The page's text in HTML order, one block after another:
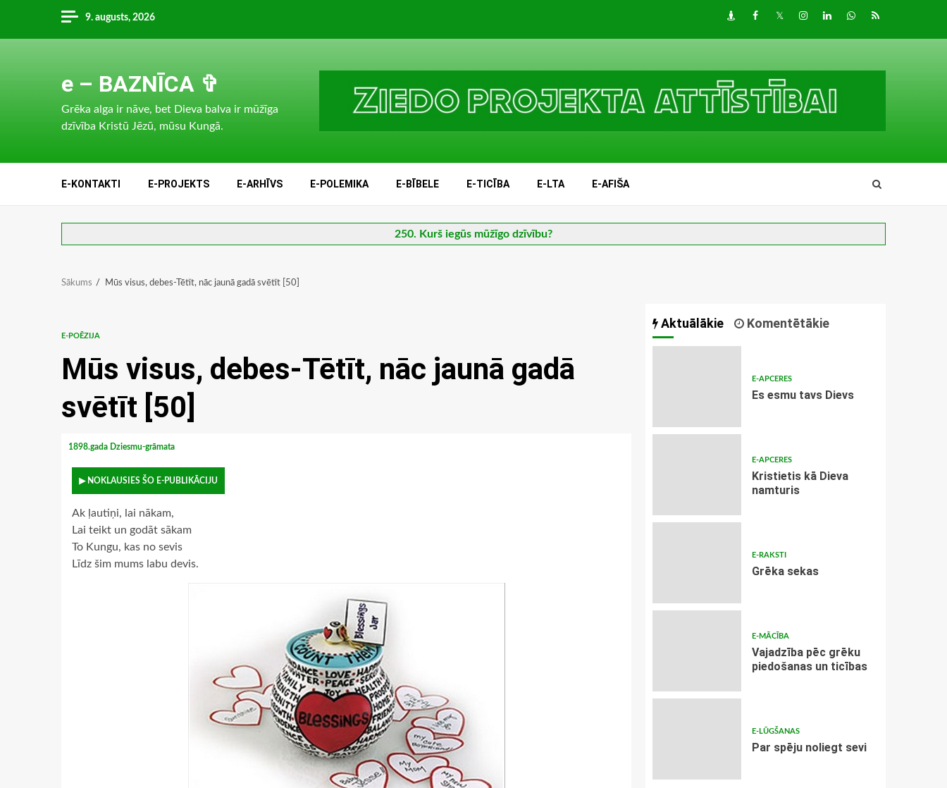
content
9. augusts, 2026 DraugiemFacebook
TwitterInstagram
LinkedInwhatsapp
RSS
e – BAZNĪCA ✞
Grēka alga ir nāve, bet Dieva balva ir mūžīga
dzīvība Kristū Jēzū, mūsu Kungā.
E-KONTAKTI E-PROJEKTS E-ARHĪVS E-POLEMIKA E-BĪBELE E-TICĪBA E-LTA E-AFIŠA
250. Kurš iegūs mūžīgo dzīvību?
Sākums Mūs visus, debes-Tētīt, nāc jaunā gadā svētīt [50]
E-POĒZIJA
Mūs visus, debes-Tētīt, nāc jaunā gadā
svētīt [50]
1898.gada Dziesmu-grāmata
▶ NOKLAUSIES ŠO E-PUBLIKĀCIJU
Ak ļautiņi, lai nākam,
Lai teikt un godāt sākam
To Kungu, kas no sevis
Līdz šim mums labu devis.
Aktuālākie Komentētākie
E-APCERES
Es esmu tavs Dievs
E-APCERES
Kristietis kā Dieva
namturis
E-RAKSTI
Grēka sekas
E-MĀCĪBA
Vajadzība pēc grēku
piedošanas un ticības
E-LŪGŠANAS
Par spēju noliegt sevi